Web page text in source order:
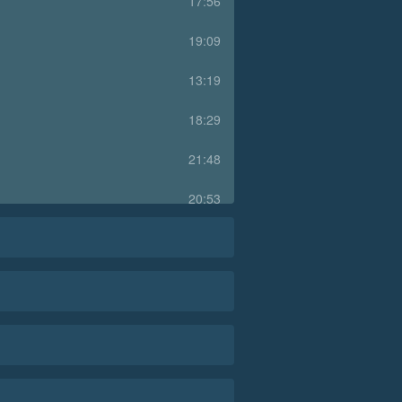
19:09
13:19
18:29
21:48
20:53